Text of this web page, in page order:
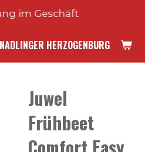
HERZOGENBURG
im Geschäft
Juwel
Frühbeet